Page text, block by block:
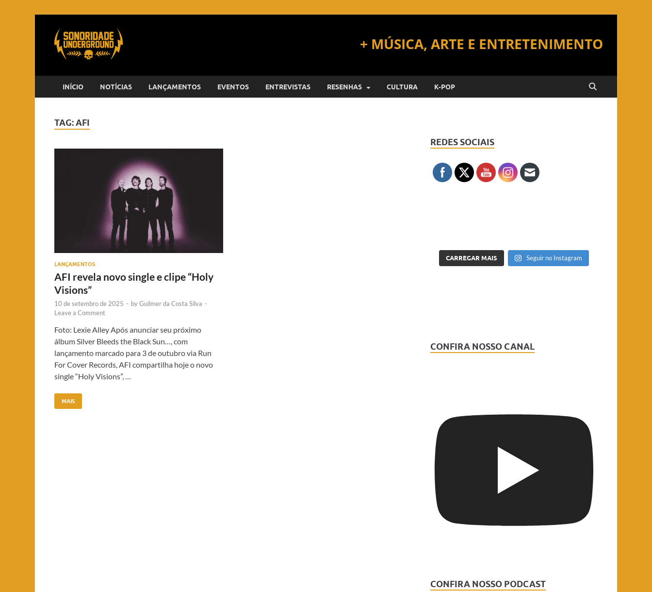
INÍCIO NOTÍCIAS LANÇAMENTOS EVENTOS ENTREVISTAS RESENHAS CULTURA K-POP
TAG:AFI
LANÇAMENTOS
AFI revela novo single e clipe “Holy
Visions”
10 de setembro de 2025 - byGuilmer da Costa Silva -
Leave a Comment
Foto: Lexie Alley Após anunciar seu próximo
álbum Silver Bleeds the Black Sun…, com
lançamento marcado para 3 de outubro via Run
For Cover Records, AFI compartilha hoje o novo
single “Holy Visions”, …
MAIS
REDES SOCIAIS
CARREGAR MAIS Seguir no Instagram
CONFIRA NOSSO CANAL
CONFIRA NOSSO PODCAST